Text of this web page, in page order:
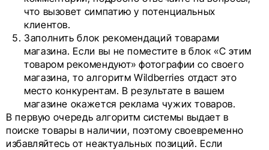
что вызовет симпатию у потенциальных
клиентов.
Заполнить блок рекомендаций товарами
магазина. Если вы не поместите в блок «С этим
товаром рекомендуют» фотографии со своего
магазина, то алгоритм Wildberries отдаст это
место конкурентам. В результате в вашем
магазине окажется реклама чужих товаров.
В первую очередь алгоритм системы выдает в
поиске товары в наличии, поэтому своевременно
избавляйтесь от неактуальных позиций. Если